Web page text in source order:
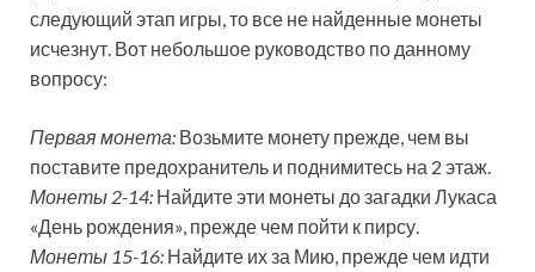
следующий этап игры, то все не найденные монеты
исчезнут. Вот небольшое руководство по данному
вопросу:
Первая монета: Возьмите монету прежде, чем вы
поставите предохранитель и поднимитесь на 2 этаж.
Монеты 2-14: Найдите эти монеты до загадки Лукаса
«День рождения», прежде чем пойти к пирсу.
Монеты 15-16: Найдите их за Мию, прежде чем идти